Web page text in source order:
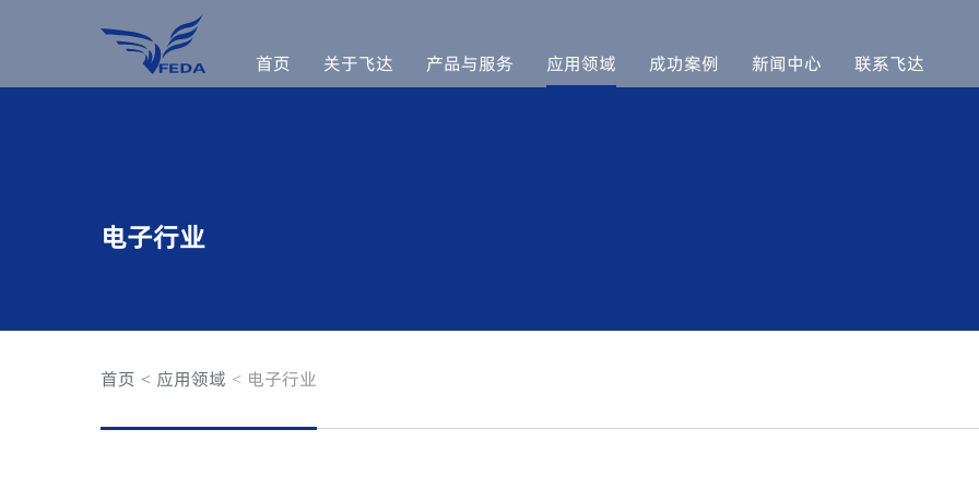
首页 关于飞达 产品与服务 应用领域 成功案例 新闻中心 联系飞达
电子行业
首页 应用领域 电子行业